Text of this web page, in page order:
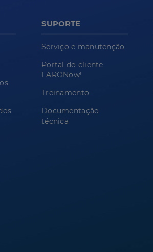
SUPORTE
Serviço e manutenção
Portal do cliente
FARONow!
Treinamento
Documentação
técnica